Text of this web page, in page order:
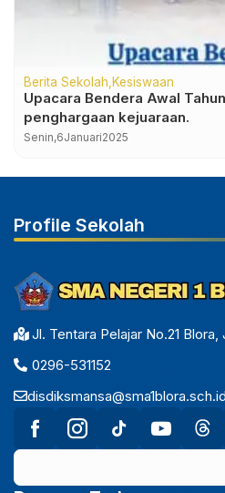
Berita Sekolah Kesiswaan
Upacara Bendera Awal
penghargaan kejuaraan.
Senin,6Januari2025
Profile Sekolah
Jl. Tentara Pelajar No.21 Blora,
0296-531152
disdiksmansa@sma1blora.sch.id